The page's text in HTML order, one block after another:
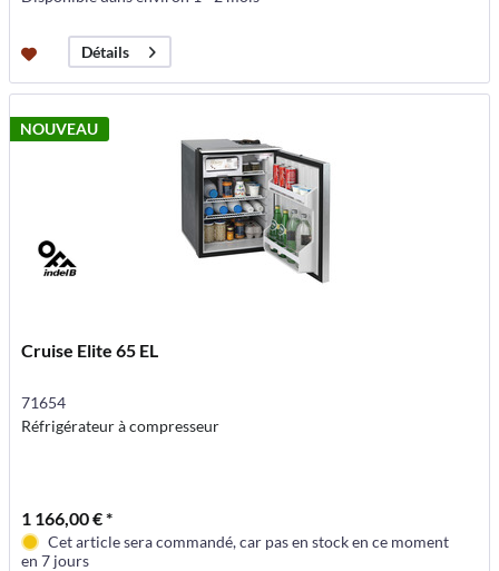
Détails
NOUVEAU
Cruise Elite 65 EL
71654
Réfrigérateur à compresseur
1 166,00 € *
Cet article sera commandé, car pas en stock en ce moment
en 7 jours